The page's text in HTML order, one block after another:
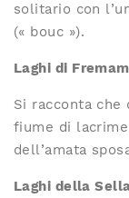
solitario con
(« bouc »).
Laghi di
Si racconta che
fiume di
dell’amata
Laghi della